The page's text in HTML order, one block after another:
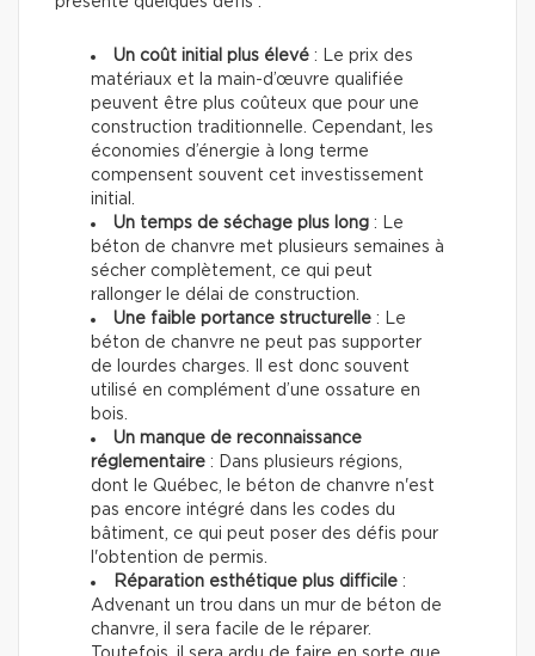
Un coût initial plus élevé : Le prix des
matériaux et la main-d’œuvre qualifiée
peuvent être plus coûteux que pour une
construction traditionnelle. Cependant, les
économies d’énergie à long terme
compensent souvent cet investissement
initial.
Un temps de séchage plus long : Le
béton de chanvre met plusieurs semaines à
sécher complètement, ce qui peut
rallonger le délai de construction.
Une faible portance structurelle : Le
béton de chanvre ne peut pas supporter
de lourdes charges. Il est donc souvent
utilisé en complément d’une ossature en
bois.
Un manque de reconnaissance
réglementaire : Dans plusieurs régions,
dont le Québec, le béton de chanvre n'est
pas encore intégré dans les codes du
bâtiment, ce qui peut poser des défis pour
l'obtention de permis.
Réparation esthétique plus difficile :
Advenant un trou dans un mur de béton de
chanvre, il sera facile de le réparer.